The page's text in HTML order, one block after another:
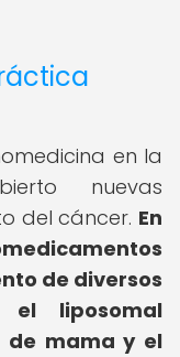
en la
nuevas
del cáncer. En
de diversos
liposomal
de mama y el